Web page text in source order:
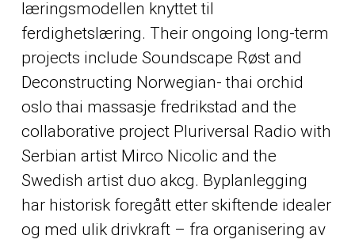
læringsmodellen knyttet til
ferdighetslæring. Their ongoing long-term
projects include Soundscape Røst and
Deconstructing Norwegian- thai orchid
oslo thai massasje fredrikstad and the
collaborative project Pluriversal Radio with
Serbian artist Mirco Nicolic and the
Swedish artist duo akcg. Byplanlegging
har historisk foregått etter skiftende idealer
og med ulik drivkraft – fra organisering av